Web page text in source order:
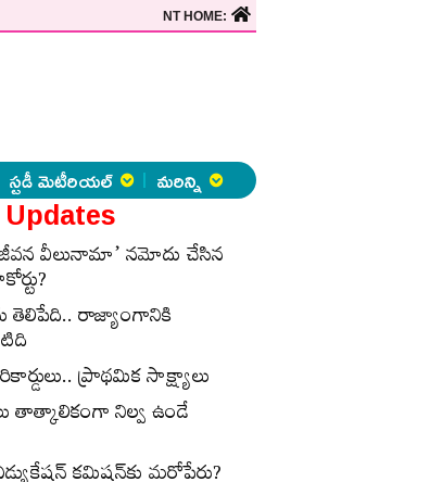
NT HOME:
స్టడీ మెటీరియల్ మరిన్ని
వీలునామా’ నమోదు చేసిన
తెలిపేది.. రాజ్యాంగానికి
ప్రాథమిక సాక్ష్యాలు
తాత్కాలికంగా నిల్వ ఉండే